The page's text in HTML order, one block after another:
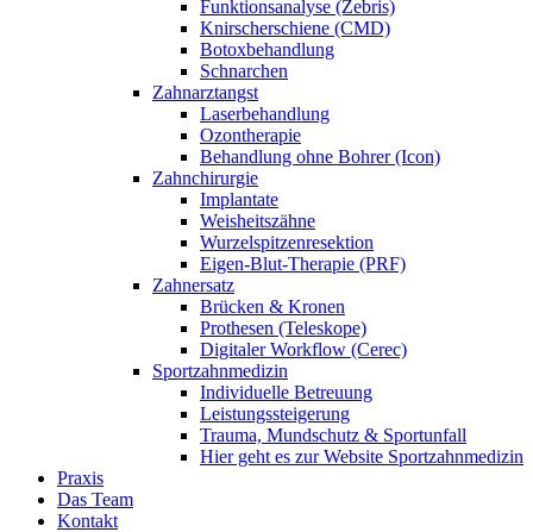
Funktionsanalyse (Zebris)
Knirscherschiene (CMD)
Botoxbehandlung
Schnarchen
Zahnarztangst
Laserbehandlung
Ozontherapie
Behandlung ohne Bohrer (Icon)
Zahnchirurgie
Implantate
Weisheitszähne
Wurzelspitzenresektion
Eigen-Blut-Therapie (PRF)
Zahnersatz
Brücken & Kronen
Prothesen (Teleskope)
Digitaler Workflow (Cerec)
Sportzahnmedizin
Individuelle Betreuung
Leistungssteigerung
Trauma, Mundschutz & Sportunfall
Hier geht es zur Website Sportzahnmedizin
Praxis
Das Team
Kontakt